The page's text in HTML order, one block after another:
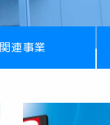
関連事業